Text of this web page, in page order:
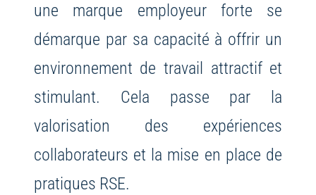
une marque employeur forte se
démarque par sa capacité à offrir un
environnement de travail attractif et
stimulant. Cela passe par la
valorisation des expériences
collaborateurs et la mise en place de
pratiques RSE.